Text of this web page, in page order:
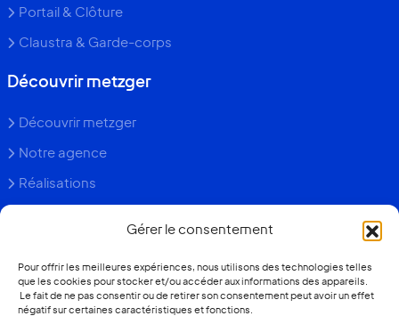
Gérer le consentement
Pour offrir les meilleures expériences, nous utilisons des technologies telles
que les cookies pour stocker et/ou accéder aux informations des appareils.
Le fait de ne pas consentir ou de retirer son consentement peut avoir un effet
négatif sur certaines caractéristiques et fonctions.
Portail & Clôture
Claustra & Garde-corps
Découvrir metzger
Découvrir metzger
Notre agence
Réalisations
Contact